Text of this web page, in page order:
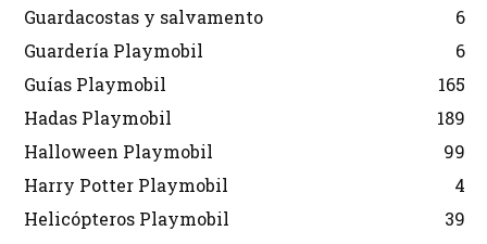
Guardacostas y salvamento
6
Guardería Playmobil
6
Guías Playmobil
165
Hadas Playmobil
189
Halloween Playmobil
99
Harry Potter Playmobil
4
Helicópteros Playmobil
39